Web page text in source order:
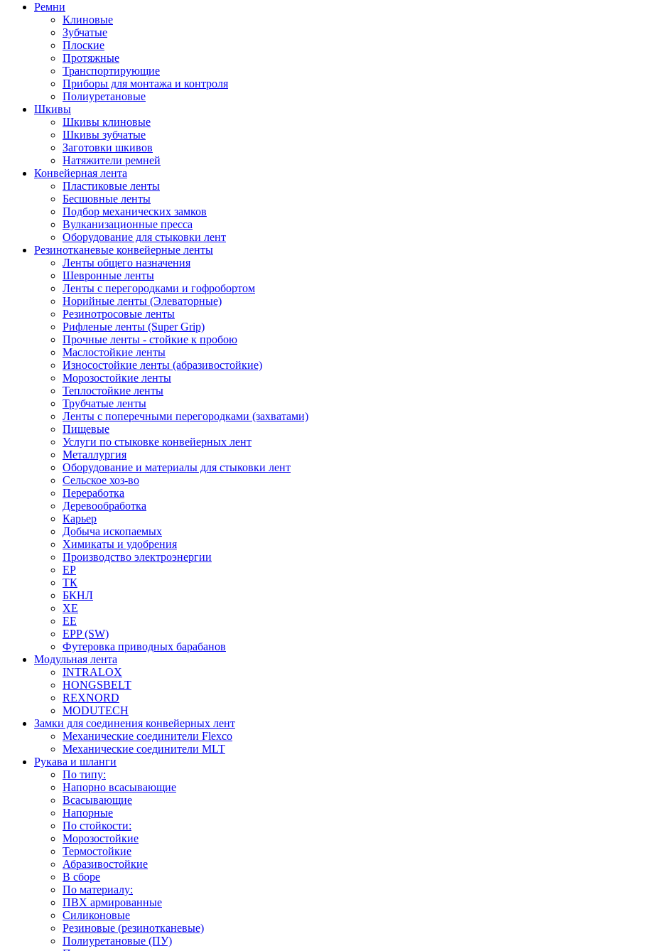
Ремни
Клиновые
Зубчатые
Плоские
Протяжные
Транспортирующие
Приборы для монтажа и контроля
Полиуретановые
Шкивы
Шкивы клиновые
Шкивы зубчатые
Заготовки шкивов
Натяжители ремней
Конвейерная лента
Пластиковые ленты
Бесшовные ленты
Подбор механических замков
Вулканизационные пресса
Оборудование для стыковки лент
Резинотканевые конвейерные ленты
Ленты общего назначения
Шевронные ленты
Ленты с перегородками и гофробортом
Норийные ленты (Элеваторные)
Резинотросовые ленты
Рифленые ленты (Super Grip)
Прочные ленты - стойкие к пробою
Маслостойкие ленты
Износостойкие ленты (абразивостойкие)
Морозостойкие ленты
Теплостойкие ленты
Трубчатые ленты
Ленты с поперечными перегородками (захватами)
Пищевые
Услуги по стыковке конвейерных лент
Металлургия
Оборудование и материалы для стыковки лент
Сельское хоз-во
Переработка
Деревообработка
Карьер
Добыча ископаемых
Химикаты и удобрения
Производство электроэнергии
EP
ТК
БКНЛ
XE
EE
EPP (SW)
Футеровка приводных барабанов
Модульная лента
INTRALOX
HONGSBELT
REXNORD
MODUTECH
Замки для соединения конвейерных лент
Механические соединители Flexco
Механические соединители MLT
Рукава и шланги
По типу:
Напорно всасывающие
Всасывающие
Напорные
По стойкости:
Морозостойкие
Термостойкие
Абразивостойкие
В сборе
По материалу:
ПВХ армированные
Силиконовые
Резиновые (резинотканевые)
Полиуретановые (ПУ)